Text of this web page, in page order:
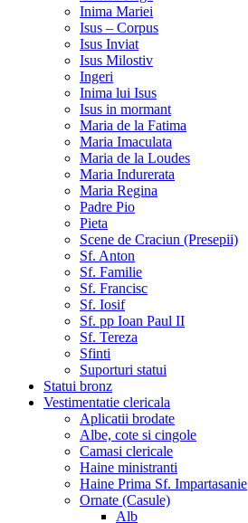
Inima Mariei
Isus – Corpus
Isus Inviat
Isus Milostiv
Ingeri
Inima lui Isus
Isus in mormant
Maria de la Fatima
Maria Imaculata
Maria de la Loudes
Maria Indurerata
Maria Regina
Padre Pio
Pieta
Scene de Craciun (Presepii)
Sf. Anton
Sf. Familie
Sf. Francisc
Sf. Iosif
Sf. pp Ioan Paul II
Sf. Tereza
Sfinti
Suporturi statui
Statui bronz
Vestimentatie clericala
Aplicatii brodate
Albe, cote si cingole
Camasi clericale
Haine ministranti
Haine Prima Sf. Impartasanie
Ornate (Casule)
Alb